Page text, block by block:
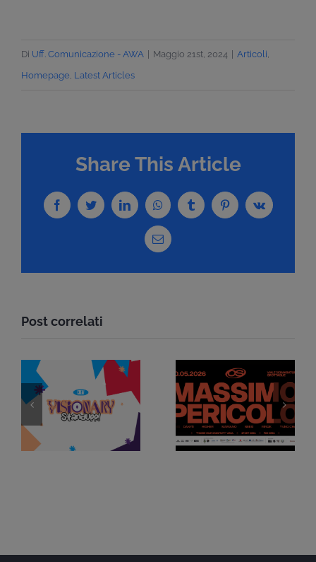
Di Uff. Comunicazione - AWA | Maggio 21st, 2024 | Articoli
Homepage Latest Articles
Share This Article
FacebookTwitterLinkedInWhatsAppTumblrPinterestVk
Email
Post correlati